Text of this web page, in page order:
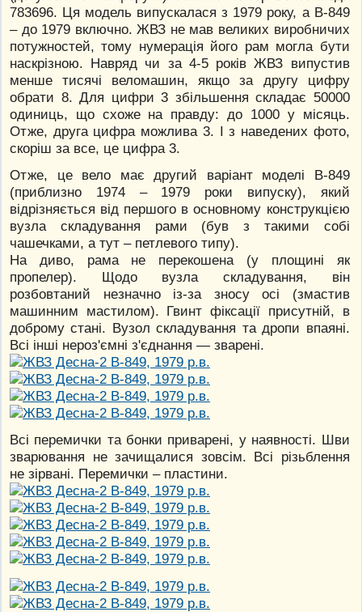
783696. Ця модель випускалася з 1979 року, а В-849
– до 1979 включно. ЖВЗ не мав великих виробничих
потужностей, тому нумерація його рам могла бути
наскрізною. Навряд чи за 4-5 років ЖВЗ випустив
менше тисячі веломашин, якщо за другу цифру
обрати 8. Для цифри 3 збільшення складає 50000
одиниць, що схоже на правду: до 1000 у місяць.
Отже, друга цифра можлива 3. І з наведених фото,
скоріш за все, це цифра 3.
Отже, це вело має другий варіант моделі В-849
(приблизно 1974 – 1979 роки випуску), який
відрізняється від першого в основному конструкцією
вузла складування рами (був з такими собі
чашечками, а тут – петлевого типу).
На диво, рама не перекошена (у площині як
пропелер). Щодо вузла складування, він
розбовтаний незначно із-за зносу осі (змастив
машинним мастилом). Гвинт фіксації присутній, в
доброму стані. Вузол складування та дропи впаяні.
Всі інші нероз'ємні з'єднання — зварені.
Всі перемички та бонки приварені, у наявності. Шви
зварювання не зачищалися зовсім. Всі різьблення
не зірвані. Перемички – пластини.